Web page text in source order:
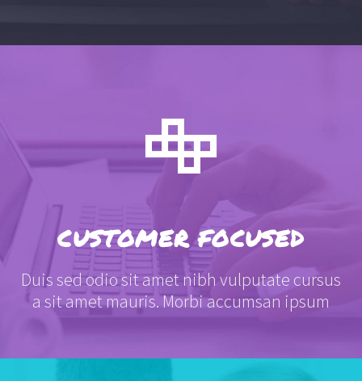
CUSTOMER FOCUSED
Duis sed odio sit amet nibh vulputate cursus
a sit amet mauris. Morbi accumsan ipsum